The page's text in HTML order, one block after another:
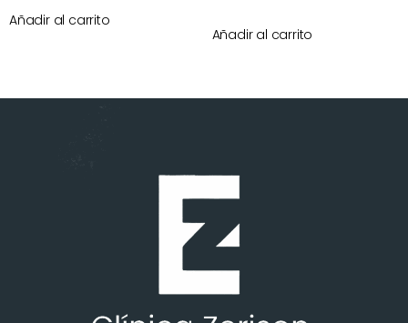
Añadir al carrito
Añadir al carrito